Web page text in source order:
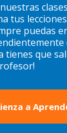
tus
puedas
tienes que
a